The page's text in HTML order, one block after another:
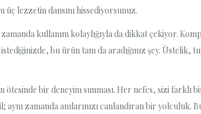
lezzetin dansını hissediyorsunuz.
kullanım kolaylığıyla da dikkat çekiyor.
bu ürün tam da aradığınız şey.
ötesinde bir deneyim sunması. Her nefes, sizi
aynı zamanda anılarınızı canlandıran bir